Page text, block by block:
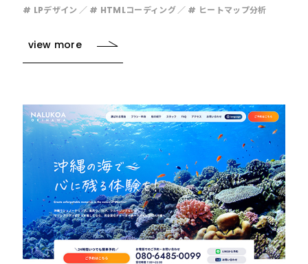
# LPデザイン # HTMLコーディング # ヒートマップ分析
view more